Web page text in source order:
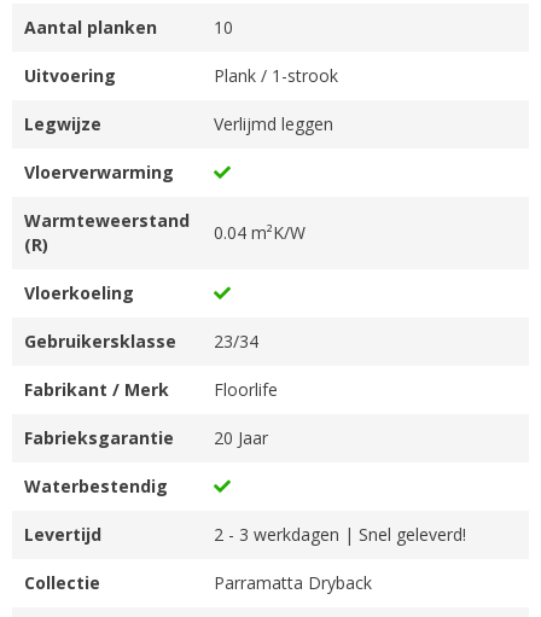
Aantal planken 10
Uitvoering Plank / 1-strook
Legwijze Verlijmd leggen
Vloerverwarming
Warmteweerstand
(R)
0.04 m²K/W
Vloerkoeling
Gebruikersklasse 23/34
Fabrikant / Merk Floorlife
Fabrieksgarantie 20 Jaar
Waterbestendig
Levertijd 2 - 3 werkdagen | Snel geleverd!
Collectie Parramatta Dryback